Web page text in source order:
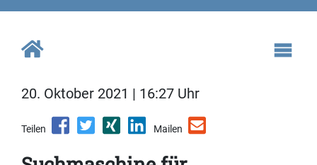
20. Oktober 2021 | 16:27 Uhr
Teilen Mailen